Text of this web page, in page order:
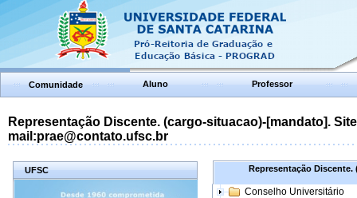
Comunidade Aluno Professor
Representação Discente. (cargo-situacao)-[mandato].
mail:prae@contato.ufsc.br
UFSC Representação Discente.
Conselho Universitário